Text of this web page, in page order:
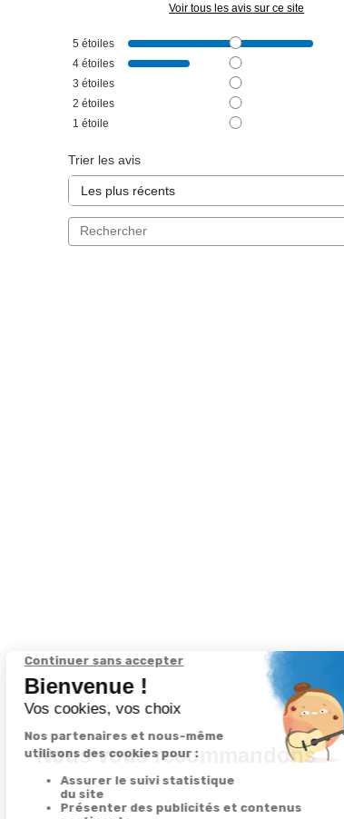
Voir tous les avis sur ce site
5 étoiles
4 étoiles
3 étoiles
2 étoiles
1 étoile
Trier les avis
Nous vous recommandons